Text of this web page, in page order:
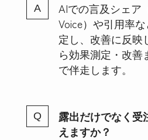
AIでの言及シェア
Voice）や引用率
定し、改善に反映
ら効果測定・改善
で伴走します。
露出だけでなく受
えますか？